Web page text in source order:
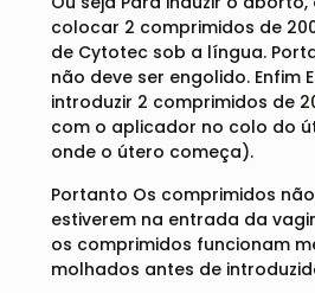
colocar 2 comprimidos de
de Cytotec sob a língua.
não deve ser engolido. Enfim
introduzir 2 comprimidos de
com o aplicador no colo do
onde o útero começa).
Portanto Os comprimidos
estiverem na entrada da
os comprimidos funcionam
molhados antes de